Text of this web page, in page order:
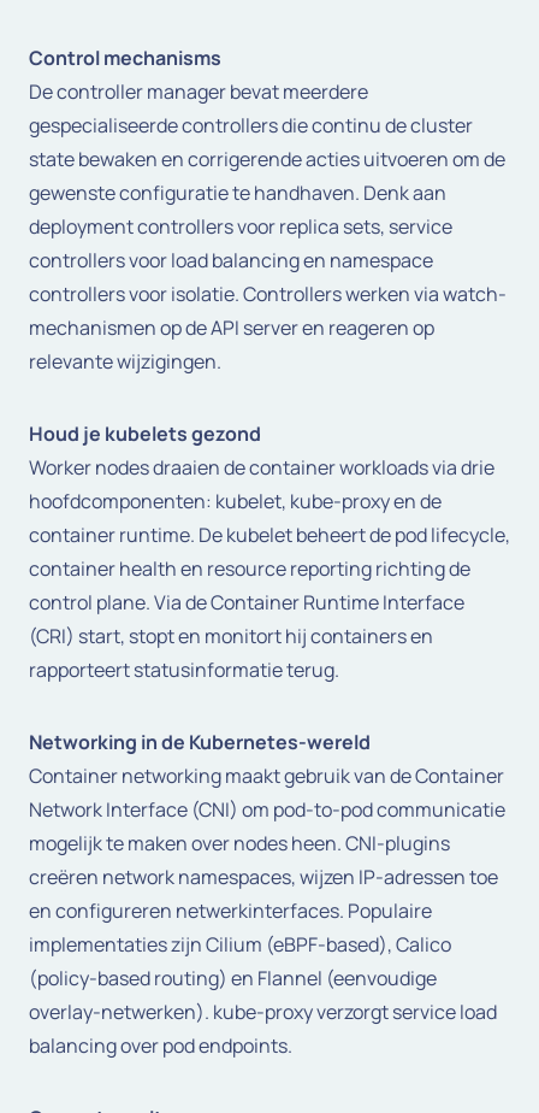
Control mechanisms
De controller manager bevat meerdere
gespecialiseerde controllers die continu de cluster
state bewaken en corrigerende acties uitvoeren om de
gewenste configuratie te handhaven. Denk aan
deployment controllers voor replica sets, service
controllers voor load balancing en namespace
controllers voor isolatie. Controllers werken via watch-
mechanismen op de API server en reageren op
relevante wijzigingen.
Houd je kubelets gezond
Worker nodes draaien de container workloads via drie
hoofdcomponenten: kubelet, kube-proxy en de
container runtime. De kubelet beheert de pod lifecycle,
container health en resource reporting richting de
control plane. Via de Container Runtime Interface
(CRI) start, stopt en monitort hij containers en
rapporteert statusinformatie terug.
Networking in de Kubernetes-wereld
Container networking maakt gebruik van de Container
Network Interface (CNI) om pod-to-pod communicatie
mogelijk te maken over nodes heen. CNI-plugins
creëren network namespaces, wijzen IP-adressen toe
en configureren netwerkinterfaces. Populaire
implementaties zijn Cilium (eBPF-based), Calico
(policy-based routing) en Flannel (eenvoudige
overlay-netwerken). kube-proxy verzorgt service load
balancing over pod endpoints.